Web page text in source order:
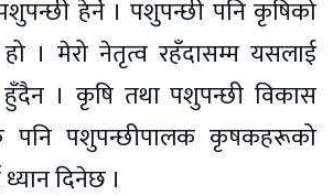
हेर्ने । पशुपन्छी पनि कृषिको
हो । मेरो नेतृत्व रहँदासम्म यसलाई
हुँदैन । कृषि तथा पशुपन्छी विकास
पनि पशुपन्छीपालक कृषकहरूको
दिनेछ ।